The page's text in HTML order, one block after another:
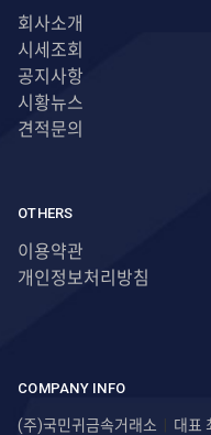
회사소개
시세조회
공지사항
시황뉴스
견적문의
OTHERS
이용약관
개인정보처리방침
COMPANY INFO
(주)국민귀금속거래소 | 대표